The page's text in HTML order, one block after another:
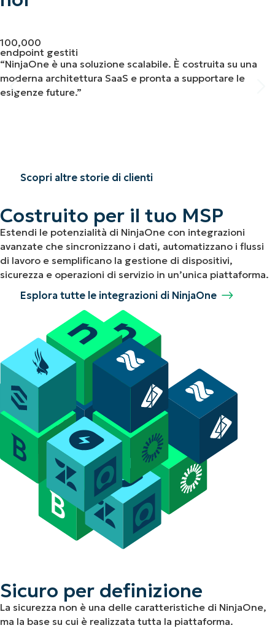
100,000
endpoint gestiti
“NinjaOne è una soluzione scalabile. È costruita su una
moderna architettura SaaS e pronta a supportare le
esigenze future.”
Scopri altre storie di clienti
Costruito per il tuo MSP
Estendi le potenzialità di NinjaOne con integrazioni
avanzate che sincronizzano i dati, automatizzano i flussi
di lavoro e semplificano la gestione di dispositivi,
sicurezza e operazioni di servizio in un’unica piattaforma.
Esplora tutte le integrazioni di NinjaOne
Sicuro per definizione
La sicurezza non è una delle caratteristiche di NinjaOne,
ma la base su cui è realizzata tutta la piattaforma.